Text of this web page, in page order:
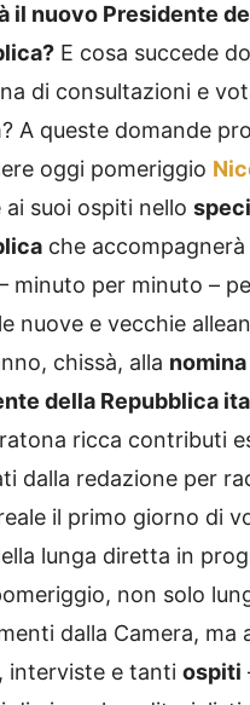
il nuovo Presidente
E cosa succede
di consultazioni e
A queste domande
oggi pomeriggio
ai suoi ospiti nello
che
minuto per minuto –
nuove e vecchie
chissà, alla
della Repubblica
ricca contributi
dalla redazione per
il primo giorno di
lunga diretta in
non solo
dalla Camera, ma
interviste e tanti ospiti